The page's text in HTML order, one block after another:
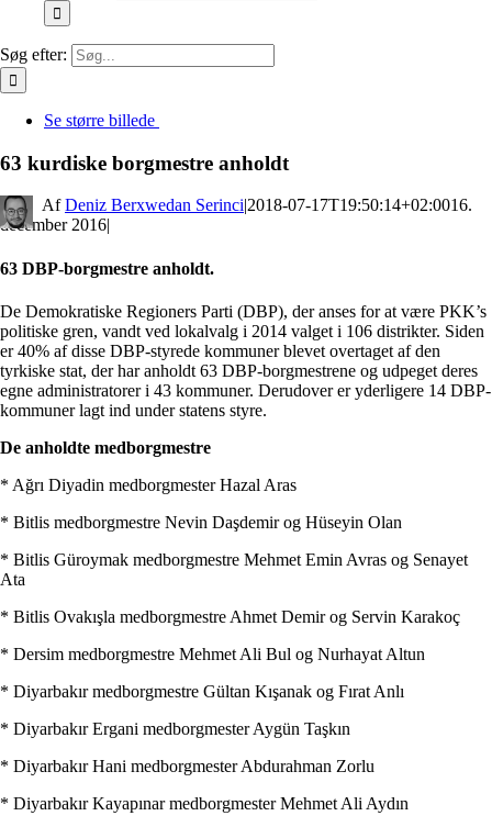
Søg efter:
Se større billede
63 kurdiske borgmestre anholdt
By Deniz Berxwedan Serinci|2018-07-17T19:50:14+02:0016.
december 2016|
63 DBP-borgmestre anholdt.
De Demokratiske Regioners Parti (DBP), der anses for at være PKK’s
politiske gren, vandt ved lokalvalg i 2014 valget i 106 distrikter. Siden
er 40% af disse DBP-styrede kommuner blevet overtaget af den
tyrkiske stat, der har anholdt 63 DBP-borgmestrene og udpeget deres
egne administratorer i 43 kommuner. Derudover er yderligere 14 DBP-
kommuner lagt ind under statens styre.
De anholdte medborgmestre
* Ağrı Diyadin medborgmester Hazal Aras
* Bitlis medborgmestre Nevin Daşdemir og Hüseyin Olan
* Bitlis Güroymak medborgmestre Mehmet Emin Avras og Senayet
Ata
* Bitlis Ovakışla medborgmestre Ahmet Demir og Servin Karakoç
* Dersim medborgmestre Mehmet Ali Bul og Nurhayat Altun
* Diyarbakır medborgmestre Gültan Kışanak og Fırat Anlı
* Diyarbakır Ergani medborgmester Aygün Taşkın
* Diyarbakır Hani medborgmester Abdurahman Zorlu
* Diyarbakır Kayapınar medborgmester Mehmet Ali Aydın